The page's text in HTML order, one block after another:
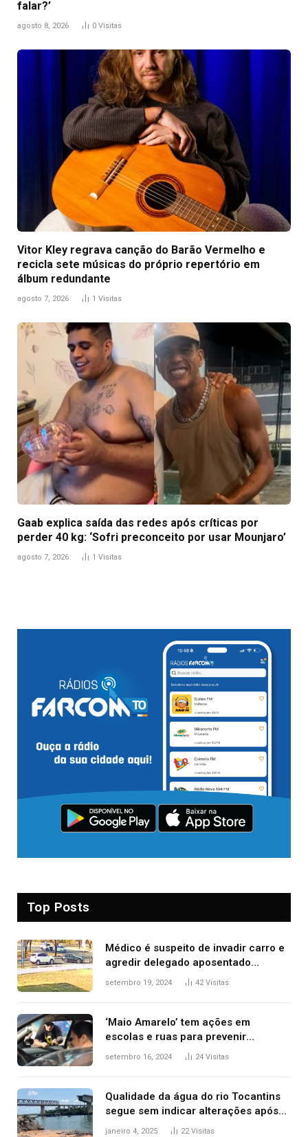
falar?’
agosto 8, 2026 0 Visitas
Vitor Kley regrava canção do Barão Vermelho e
recicla sete músicas do próprio repertório em
álbum redundante
agosto 7, 2026 1 Visitas
Gaab explica saída das redes após críticas por
perder 40 kg: ‘Sofri preconceito por usar Mounjaro’
agosto 7, 2026 1 Visitas
Top Posts
Médico é suspeito de invadir carro e
agredir delegado aposentado
durante confusão no trânsito
setembro 19, 2024 42Visitas
‘Maio Amarelo’ tem ações em
escolas e ruas para prevenir
acidentes no trânsito no AP
setembro 16, 2024 24 Visitas
Qualidade da água do rio Tocantins
segue sem indicar alterações após
desabamento da ponte entre MA e
janeiro 4, 2025 22Visitas